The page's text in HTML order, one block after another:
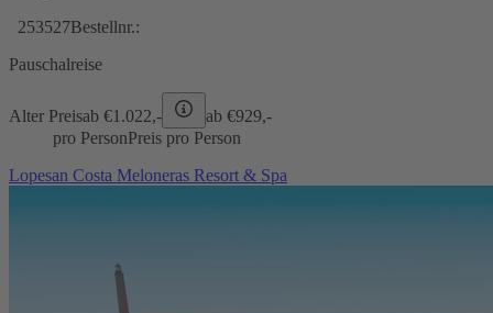
253527Bestellnr.:
Pauschalreise
Alter Preisab €1.022,- ab €929,-
pro PersonPreis pro Person
Lopesan Costa Meloneras Resort & Spa